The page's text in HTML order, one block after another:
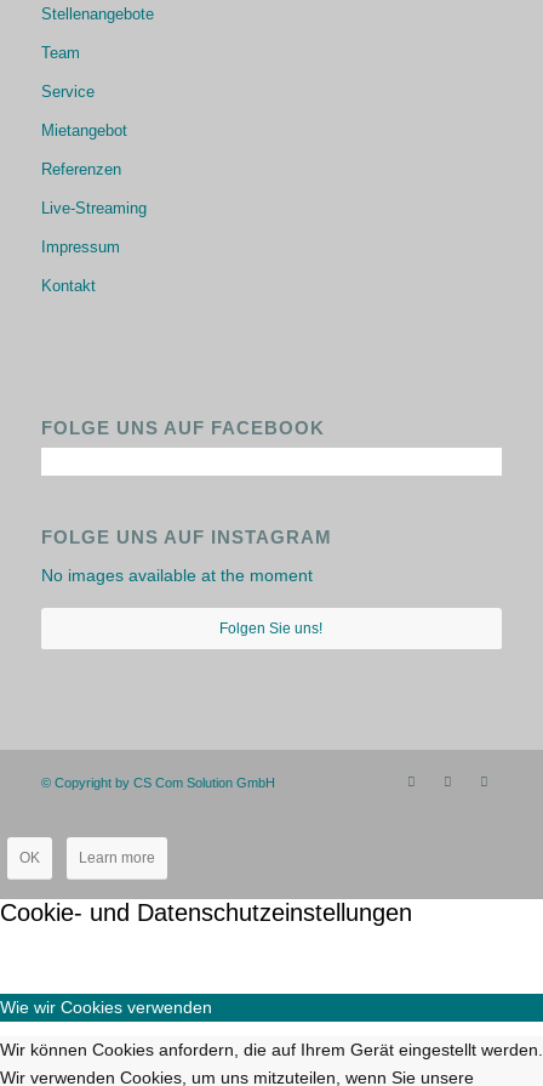
Stellenangebote
Team
Service
Mietangebot
Referenzen
Live-Streaming
Impressum
Kontakt
FOLGE UNS AUF FACEBOOK
FOLGE UNS AUF INSTAGRAM
No images available at the moment
Folgen Sie uns!
© Copyright by CS Com Solution GmbH
OK Learn more
Cookie- und Datenschutzeinstellungen
Wie wir Cookies verwenden
Wir können Cookies anfordern, die auf Ihrem Gerät eingestellt werden.
Wir verwenden Cookies, um uns mitzuteilen, wenn Sie unsere